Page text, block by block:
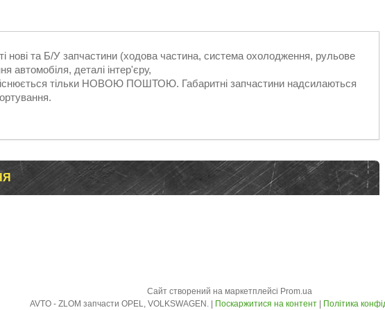
нові та Б/У запчастини (ходова частина, система охолодження, рульове
автомобіля, деталі інтер'єру,
тільки НОВОЮ ПОШТОЮ. Габаритні запчастини надсилаються
Сайт створений на маркетплейсі Prom.ua
Поскаржитися на контент Політика